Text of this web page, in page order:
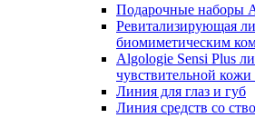
Подарочные наборы
Ревитализирующая
биомиметическим
Algologie Sensi Plus
чувcтвительной
Линия для глаз и губ
Линия средств со